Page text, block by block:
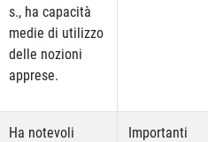
s., ha capacità
medie di utilizzo
delle nozioni
apprese.
Ha notevoli
Importanti